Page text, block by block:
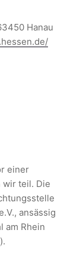
Hanau
einer
wir teil. Die
ansässig
am Rhein
).